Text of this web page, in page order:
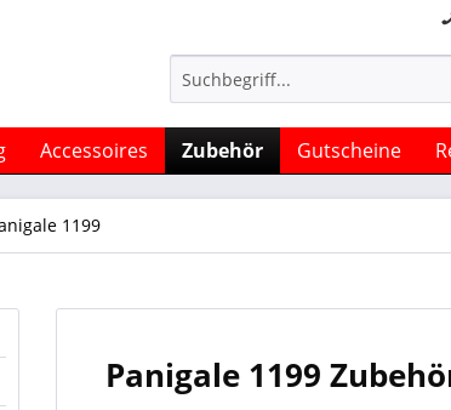
Accessoires Zubehör Gutscheine
1199
Panigale 1199